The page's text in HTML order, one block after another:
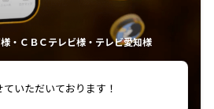
・ＣＢＣテレビ様・テレビ愛知様
しろ番組が視聴可能地域外からも見
ント
いただいております！